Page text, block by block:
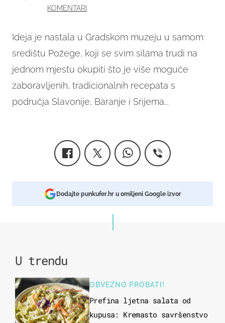
Ideja je nastala u Gradskom muzeju u samom
središtu Požege, koji se svim silama trudi na
jednom mjestu okupiti što je više moguće
zaboravljenih, tradicionalnih recepata s
područja Slavonije, Baranje i Srijema...
KOMENTARI
Dodajte punkufer.hr u omiljeni Google izvor
U trendu
OBVEZNO PROBATI!
Prefina ljetna salata od
kupusa: Kremasto savršenstvo